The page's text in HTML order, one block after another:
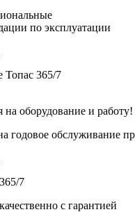
по эксплуатации
Топас 365/7
на оборудование и работу!
годовое обслуживание
7
с гарантией